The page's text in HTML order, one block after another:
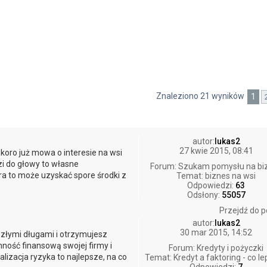
Znaleziono 21 wyników 1
autor: lukas2
27 kwie 2015, 08:41
Forum: Szukam pomysłu na
Temat: biznes na wsi
Odpowiedzi: 63
Odsłony: 55057
już mowa o interesie na wsi
głowy to własne
to może uzyskać spore środki z
Przejdź do
autor: lukas2
30 mar 2015, 14:52
Forum: Kredyty i pożyczki
Temat: Kredyt a faktoring - co
długami i otrzymujesz
finansową swojej firmy i
ryzyka to najlepsze, na co